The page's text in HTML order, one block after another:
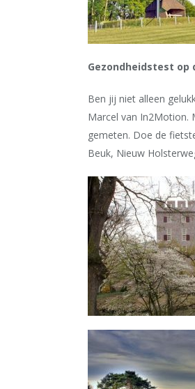
Gezondheidstest op
Ben jij niet alleen
Marcel van In2Motion.
gemeten. Doe de
Beuk, Nieuw